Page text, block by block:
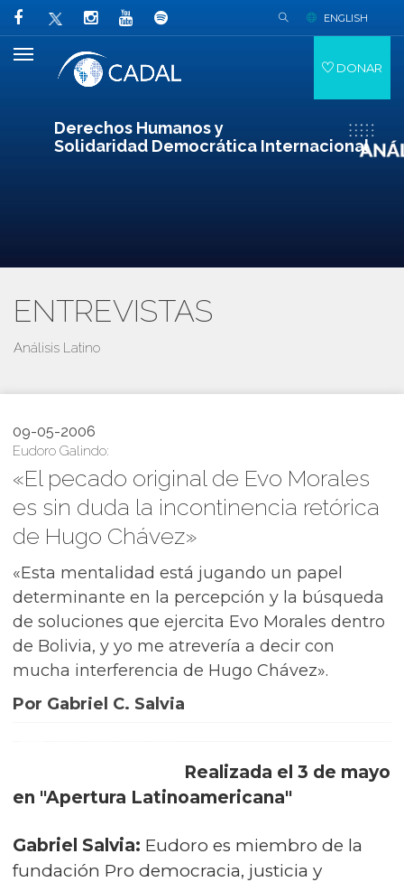
Derechos Humanos y
Solidaridad Democrática Internacional
ENGLISH
DONAR
ENTREVISTAS
Análisis Latino
09-05-2006
Eudoro Galindo:
«El pecado original de Evo Morales
es sin duda la incontinencia retórica
de Hugo Chávez»
«Esta mentalidad está jugando un papel
determinante en la percepción y la búsqueda
de soluciones que ejercita Evo Morales dentro
de Bolivia, y yo me atrevería a decir con
mucha interferencia de Hugo Chávez».
Por Gabriel C. Salvia
Realizada el 3 de mayo
en "Apertura Latinoamericana"
Gabriel Salvia: Eudoro es miembro de la
fundación Pro democracia, justicia y